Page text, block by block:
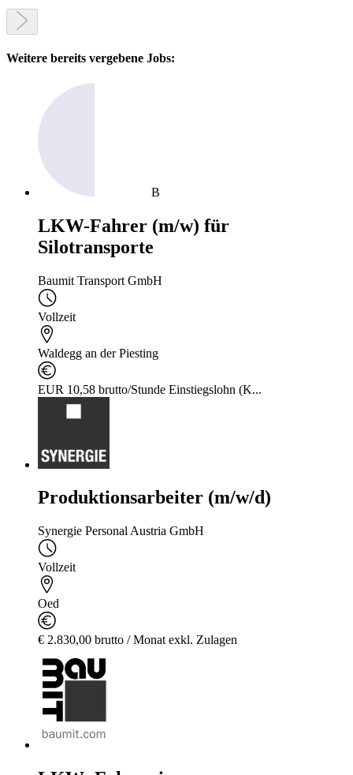
Weitere bereits vergebene Jobs:
B
LKW-Fahrer (m/w) für
Silotransporte
Baumit Transport GmbH
Vollzeit
Waldegg an der Piesting
EUR 10,58 brutto/Stunde Einstiegslohn (K...
Produktionsarbeiter (m/w/d)
Synergie Personal Austria GmbH
Vollzeit
Oed
€ 2.830,00 brutto / Monat exkl. Zulagen